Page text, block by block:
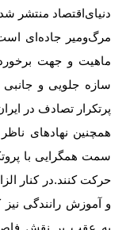
دنیای‌اقتصاد منتشر
مرگ‌ومیر جاده‌ای
ماهیت و جهت برخورد
سازه جلویی و
پرتکرار تصادف در
همچنین نهادهای ناظر
سمت همگرایی با
حرکت کنند.در کنار
و آموزش رانندگی نیز